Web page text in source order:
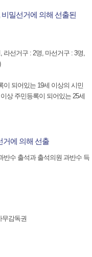
밀선거에 의해 선출된
라선거구 : 2명, 마선거구 : 3명,
되어있는 19세 이상의 시민
상 주민등록이 되어있는 25세
거에 의해 선출
반수 출석과 출석의원 과반수 득
무감독권